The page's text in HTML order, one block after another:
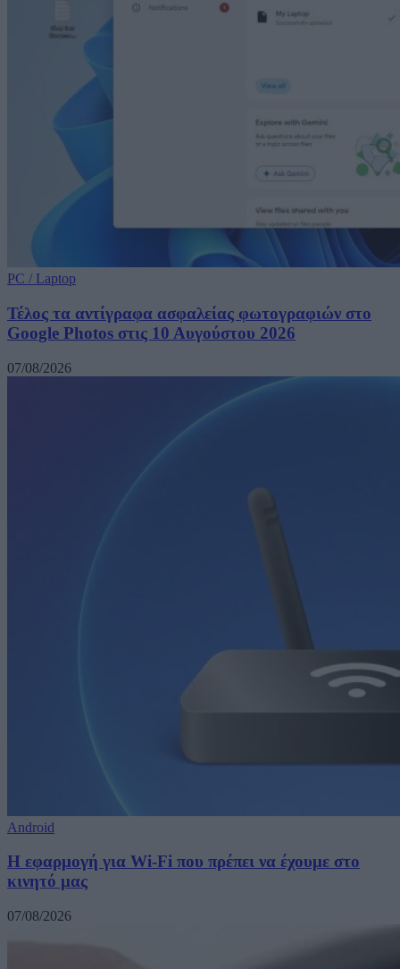
PC / Laptop
Τέλος τα αντίγραφα ασφαλείας φωτογραφιών στο
Google Photos στις 10 Αυγούστου 2026
07/08/2026
Android
Η εφαρμογή για Wi-Fi που πρέπει να έχουμε στο
κινητό μας
07/08/2026